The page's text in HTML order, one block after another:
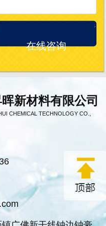
新材料有限公司
CHEMICAL TECHNOLOGY CO.,
在线咨询